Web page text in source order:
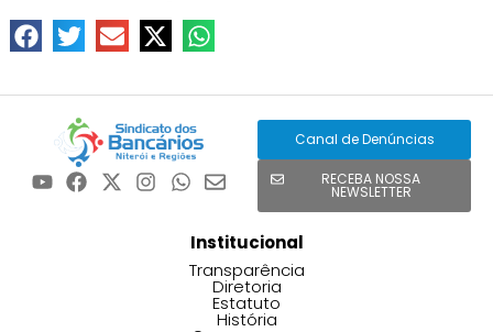
Canal de Denúncias
RECEBA NOSSA
NEWSLETTER
Institucional
Transparência
Diretoria
Estatuto
História